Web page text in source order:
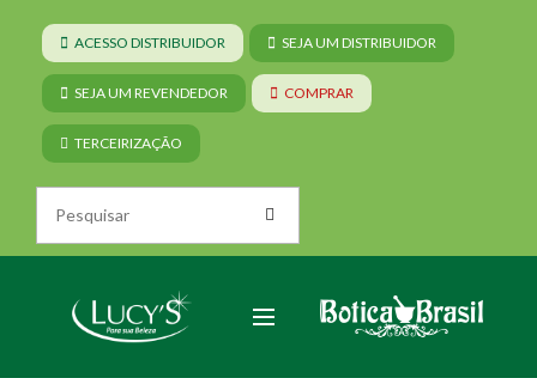
ACESSO DISTRIBUIDOR SEJA UM DISTRIBUIDOR
SEJA UM REVENDEDOR COMPRAR
TERCEIRIZAÇÃO